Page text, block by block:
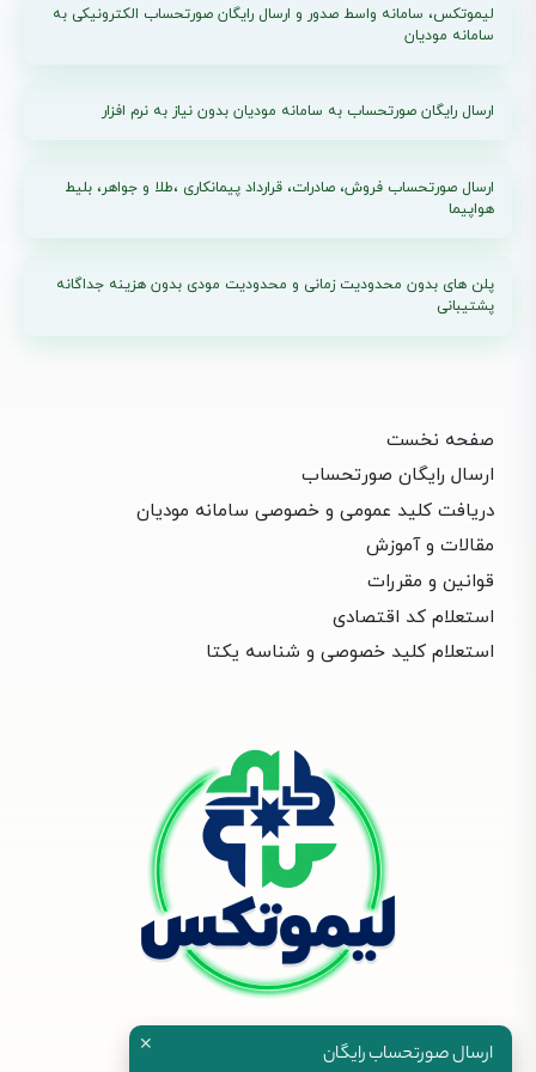
لیموتکس، سامانه واسط صدور و ارسال رایگان صورتحساب الکترونیکی به
سامانه مودیان
ارسال رایگان صورتحساب به سامانه مودیان بدون نیاز به نرم افزار
ارسال صورتحساب فروش، صادرات، قرارداد پیمانکاری ،طلا و جواهر، بلیط
هواپیما
پلن های بدون محدودیت زمانی و محدودیت مودی بدون هزینه جداگانه
پشتیبانی
صفحه نخست
ارسال رایگان صورتحساب
دریافت کلید عمومی و خصوصی سامانه مودیان
مقالات و آموزش
قوانین و مقررات
استعلام کد اقتصادی
استعلام کلید خصوصی و شناسه یکتا
✕ ارسال صورتحساب رایگان